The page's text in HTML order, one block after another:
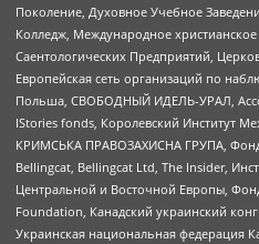
Поколение, Духовное Учебное
Колледж, Международное
Саентологических Предприятий,
Европейская сеть организаций по
Польша, СВОБОДНЫЙ ИДЕЛЬ-УРАЛ,
IStories fonds, Королевский Институт
КРИМСЬКА ПРАВОЗАХИСНА ГРУПА, Фонд
Bellingcat, Bellingcat Ltd, The Insider,
Центральной и Восточной Европы,
Foundation, Канадский украинский
Украинская национальная федерация